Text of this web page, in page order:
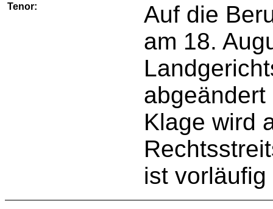
Tenor:
Auf die
am 18.
Klage wird
ist